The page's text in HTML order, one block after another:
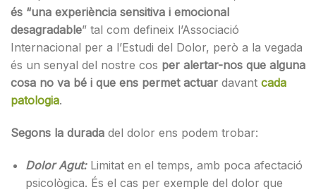
és “una experiència sensitiva i emocional
desagradable” tal com defineix l’Associació
Internacional per a l’Estudi del Dolor, però a la vegada
és un senyal del nostre cos per alertar-nos que alguna
cosa no va bé i que ens permet actuar davant cada
patologia.
Segons la durada del dolor ens podem trobar:
Dolor Agut:Limitat en el temps, amb poca afectació
psicològica. És el cas per exemple del dolor que